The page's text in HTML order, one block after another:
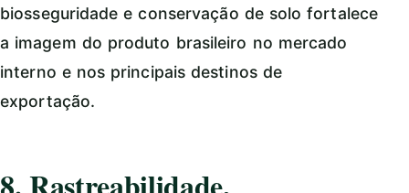
biosseguridade e conservação de solo fortalece
a imagem do produto brasileiro no mercado
interno e nos principais destinos de
exportação.